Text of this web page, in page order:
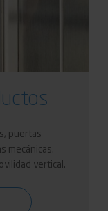
puertas
mecánicas.
vertical.